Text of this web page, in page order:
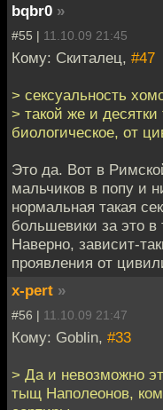
bqbr0 »
#55 | 11.10.09 21:45
Кому: Скиталец, #47
> сексуальность
> такой же и
биологическое, от
Это да. Вот в
мальчиков в попу и
нормальная такая
большевики за это
Наверно, зависит-
проявления от
x-pert »
#56 | 11.10.09 21:47
Кому: Goblin, #33
> Да и невозможно
тыщ Наполеонов,